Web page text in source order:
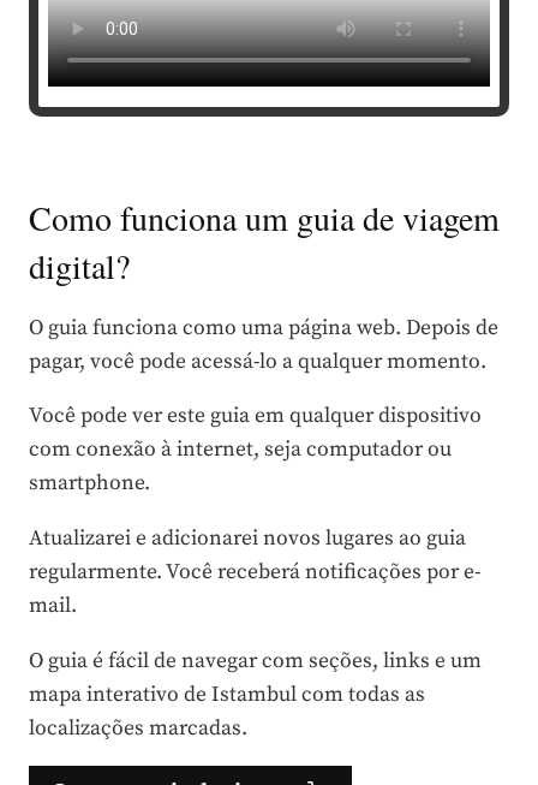
Como funciona um guia de viagem
digital?
O guia funciona como uma página web. Depois de
pagar, você pode acessá-lo a qualquer momento.
Você pode ver este guia em qualquer dispositivo
com conexão à internet, seja computador ou
smartphone.
Atualizarei e adicionarei novos lugares ao guia
regularmente. Você receberá notificações por e-
mail.
O guia é fácil de navegar com seções, links e um
mapa interativo de Istambul com todas as
localizações marcadas.